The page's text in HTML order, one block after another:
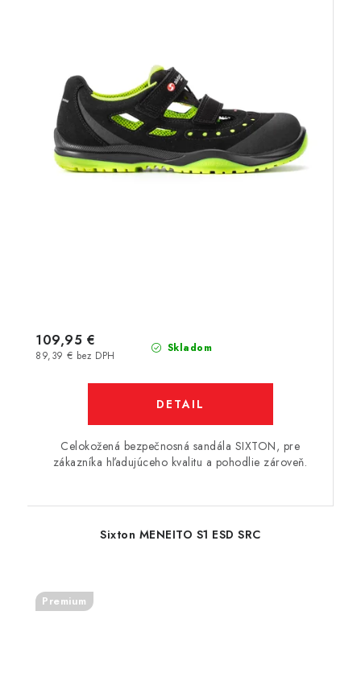
Skladom
89,39 € bez DPH
109,95 €
DETAIL
Celokožená bezpečnosná sandála SIXTON, pre
zákazníka hľadujúceho kvalitu a pohodlie zároveň.
Sixton MENEITO S1 ESD SRC
Premium